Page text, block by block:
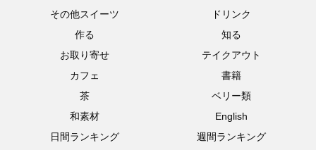
その他スイーツ
ドリンク
作る
知る
お取り寄せ
テイクアウト
カフェ
書籍
茶
ベリー類
和素材
English
日間ランキング
週間ランキング